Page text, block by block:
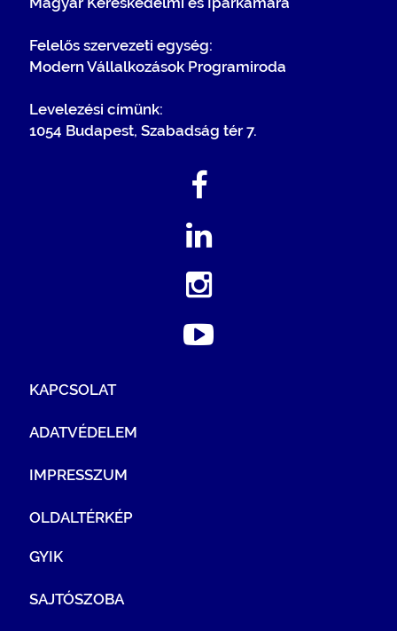
Felelős szervezeti egység:
Modern Vállalkozások Programiroda
Levelezési címünk:
1054 Budapest, Szabadság tér 7.
KAPCSOLAT
ADATVÉDELEM
IMPRESSZUM
OLDALTÉRKÉP
GYIK
SAJTÓSZOBA